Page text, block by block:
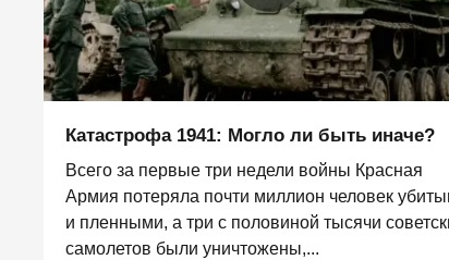
Катастрофа 1941: Могло ли быть иначе?
Всего за первые три недели войны Красная
Армия потеряла почти миллион человек
и пленными, а три с половиной тысячи
самолетов были уничтожены,...